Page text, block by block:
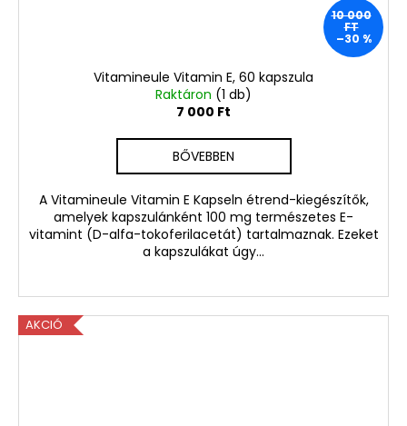
10 000
FT
–30 %
Vitamineule Vitamin E, 60 kapszula
Raktáron (1 db)
7 000 Ft
BŐVEBBEN
A Vitamineule Vitamin E Kapseln étrend-kiegészítők,
amelyek kapszulánként 100 mg természetes E-
vitamint (D-alfa-tokoferilacetát) tartalmaznak. Ezeket
a kapszulákat úgy...
AKCIÓ